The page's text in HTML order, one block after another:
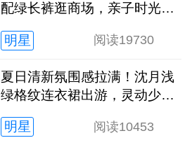
配绿长裤逛商场，亲子时光松
明星
阅读19730
夏日清新氛围感拉满！沈月浅
绿格纹连衣裙出游，灵动少女
明星
阅读10453